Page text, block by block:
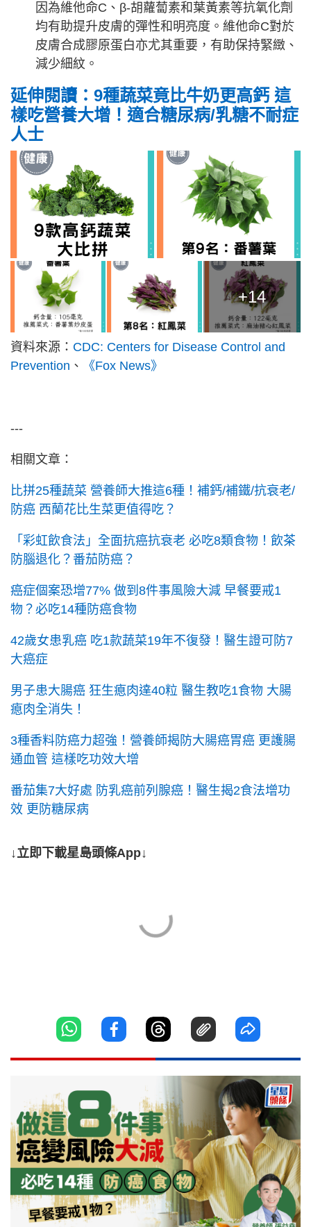
因為維他命C、β-胡蘿蔔素和葉黃素等抗氧化劑
均有助提升皮膚的彈性和明亮度。維他命C對於
皮膚合成膠原蛋白亦尤其重要，有助保持緊緻、
減少細紋。
延伸閱讀：9種蔬菜竟比牛奶更高鈣 這
樣吃營養大增！適合糖尿病/乳糖不耐症
人士
+14
資料來源： CDC: Centers for Disease Control and
Prevention 、 《Fox News》
---
相關文章：
比拼25種蔬菜 營養師大推這6種！補鈣/補鐵/抗衰老/
防癌 西蘭花比生菜更值得吃？
「彩虹飲食法」全面抗癌抗衰老 必吃8類食物！飲茶
防腦退化？番茄防癌？
癌症個案恐增77% 做到8件事風險大減 早餐要戒1
物？必吃14種防癌食物
42歲女患乳癌 吃1款蔬菜19年不復發！醫生證可防7
大癌症
男子患大腸癌 狂生瘜肉達40粒 醫生教吃1食物 大腸
瘜肉全消失！
3種香料防癌力超強！營養師揭防大腸癌胃癌 更護腸
通血管 這樣吃功效大增
番茄集7大好處 防乳癌前列腺癌！醫生揭2食法增功
效 更防糖尿病
↓立即下載星島頭條App↓